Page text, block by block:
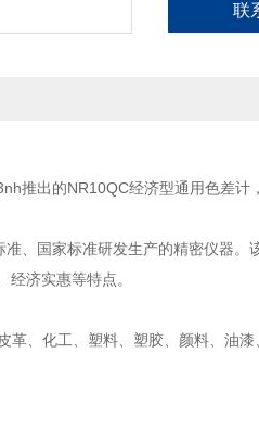
联
推出的NR10QC经济型通用色差计
、国家标准研发生产的精密仪器
经济实惠等特点。
革、化工、塑料、塑胶、颜料、油